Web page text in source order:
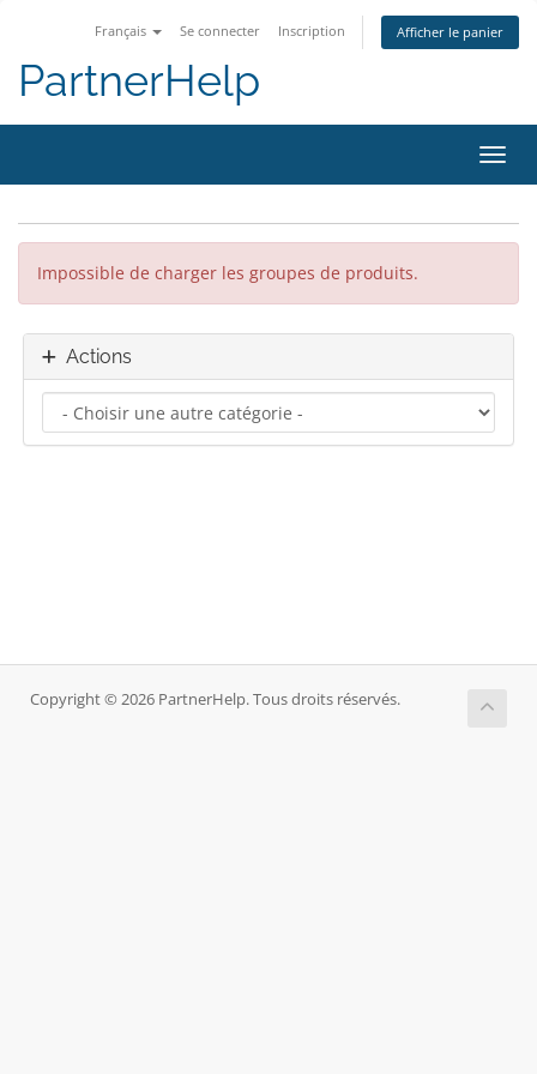
Français Se connecter Inscription Afficher le panier
PartnerHelp
Impossible de charger les groupes de produits.
Actions
Copyright © 2026 PartnerHelp. Tous droits réservés.